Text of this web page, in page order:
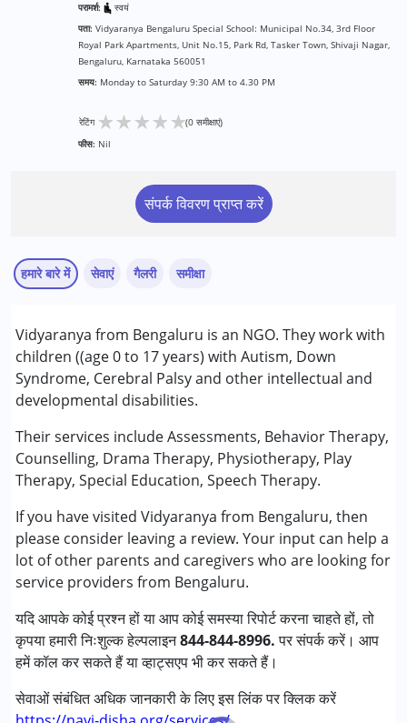
परामर्श:
स्वयं
पता: Vidyaranya Bengaluru Special School: Municipal No.34, 3rd Floor
Royal Park Apartments, Unit No.15, Park Rd, Tasker Town, Shivaji Nagar,
Bengaluru, Karnataka 560051
समय: Monday to Saturday 9:30 AM to 4.30 PM
रेटिंग ★★★★★(0 समीक्षाएं)
फीस: Nil
संपर्क विवरण प्राप्त करें
हमारे बारे में
Vidyaranya from Bengaluru is an NGO. They work with
children ((age 0 to 17 years) with Autism, Down
Syndrome, Cerebral Palsy and other intellectual and
developmental disabilities.
Their services include Assessments, Behavior Therapy,
Counselling, Drama Therapy, Physiotherapy, Play
Therapy, Special Education, Speech Therapy.
If you have visited Vidyaranya from Bengaluru, then
please consider leaving a review. Your input can help a
lot of other parents and caregivers who are looking for
service providers from Bengaluru.
यदि आपके कोई प्रश्न हों या आप कोई समस्या रिपोर्ट करना चाहते हों, तो
कृपया हमारी निःशुल्क हेल्पलाइन844-844-8996.पर संपर्क करें। आप
हमें कॉल कर सकते हैं या व्हाट्सएप भी कर सकते हैं।
सेवाओं संबंधित अधिक जानकारी के लिए इस लिंक पर क्लिक करें
सेवाएं
आकलन
बिहेवियर थेरेपी
काउंसिलिंग
नाटक चिकित्सा
फिजियोथेरेपी
प्ले थेरेपी
स्पेशल एजुकेशन
स्पीच थेरेपी
निम्नलिखित विकलांगता संबंधित सेवाएं उपलब्ध :
अटेंशन डेफिसिट (हाइपरएक्टिविटी) डिसऑर्डर (एडीडी/एडीएचडी)
ऑटिज्म स्पेक्ट्रम डिसऑर्डर (ए एस डी )
डाउन सिंड्रोम (डी एस )
ग्लोबल डेवलपमेंटल डिले (एर्लियर टर्म वाज़ एमआर)
लर्निंग डिसेबिलिटीज़ (एलडी)
मल्टिपल डिसेबिलिटीज़ (एमडी)
सेंसरी प्रोसेसिंग डिसऑर्डर (SPD)
गैलरी समीक्षा